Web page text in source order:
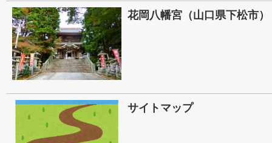
花岡八幡宮（山口県下松市）
サイトマップ